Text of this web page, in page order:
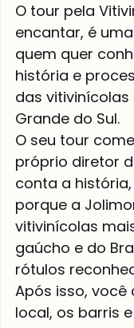
O tour pela
encantar, é
quem quer
história e
das vitivinícolas
Grande do Sul.
O seu tour
próprio diretor
conta a
porque a
vitivinícolas
gaúcho e do
rótulos
Após isso,
local, os barris